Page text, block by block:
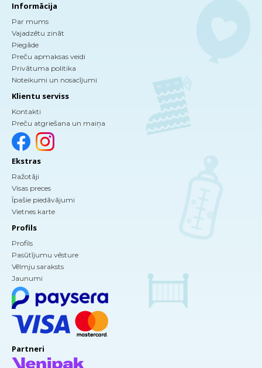
Informācija
Par mums
Vajadzētu zināt
Piegāde
Preču apmaksas veidi
Privātuma politika
Noteikumi un nosacījumi
Klientu serviss
Kontakti
Preču atgriešana un maiņa
Ekstras
Ražotāji
Visas preces
Īpašie piedāvājumi
Vietnes karte
Profils
Profils
Pasūtījumu vēsture
Vēlmju saraksts
Jaunumi
Partneri